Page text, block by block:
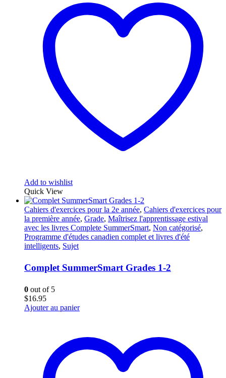
Add to wishlist
Quick View
Cahiers d'exercices pour la 2e année, Cahiers d'exercices pour
la première année, Grade, Maîtrisez l'apprentissage estival
avec les livres Complete SummerSmart, Non catégorisé,
Programme d'études canadien complet et livres d'été
intelligents, Sujet
Complet SummerSmart Grades 1-2
0 out of 5
$16.95
Ajouter au panier